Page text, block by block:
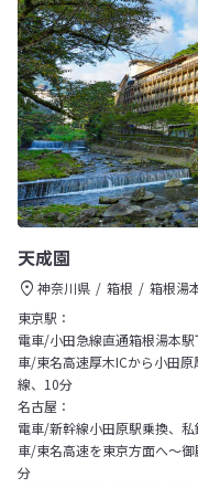
天成園
神奈川県 箱根
箱根湯
東京駅：
電車/小田急線直通箱根湯本
車/東名高速厚木ICから小田
線、10分
名古屋：
電車/新幹線小田原駅乗換、
車/東名高速を東京方面へ～
分